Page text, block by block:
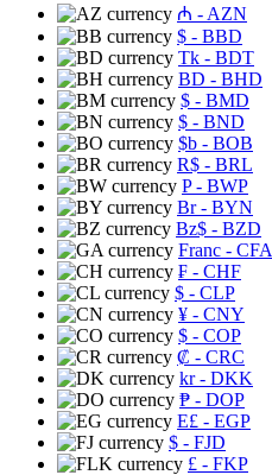
₼ - AZN
$ - BBD
Tk - BDT
BD - BHD
$ - BMD
$ - BND
$b - BOB
R$ - BRL
P- BWP
Br- BYN
Bz$ - BZD
Franc - CFA
₣ - CHF
$ - CLP
¥ - CNY
$ - COP
₡ - CRC
kr- DKK
₱ - DOP
E£ - EGP
$ - FJD
£ - FKP